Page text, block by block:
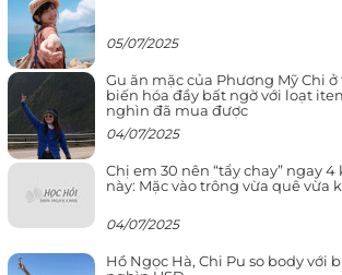
05/07/2025
Gu ăn mặc của Phương Mỹ Chi ở
biến hóa đầy bất ngờ với loạt
nghìn đã mua được
04/07/2025
Chị em 30 nên “tẩy chay” ngay
này: Mặc vào trông vừa quê vừa
04/07/2025
Hồ Ngọc Hà, Chi Pu so body với